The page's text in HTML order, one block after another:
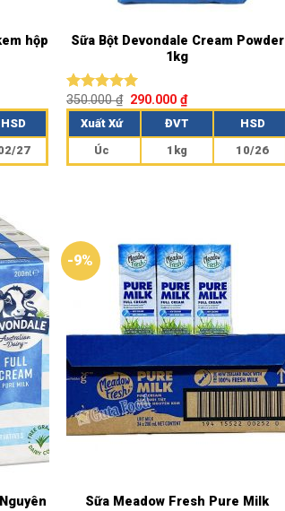
hộp
HSD
27
Sữa Bột Devondale Cream Powder
1kg
Được xếp
hạng5.00
5 sao
350.000₫ 290.000₫
Xuất Xứ ĐVT
HSD
Úc
1kg 10/26
-9%
Sữa Meadow Fresh Pure Milk